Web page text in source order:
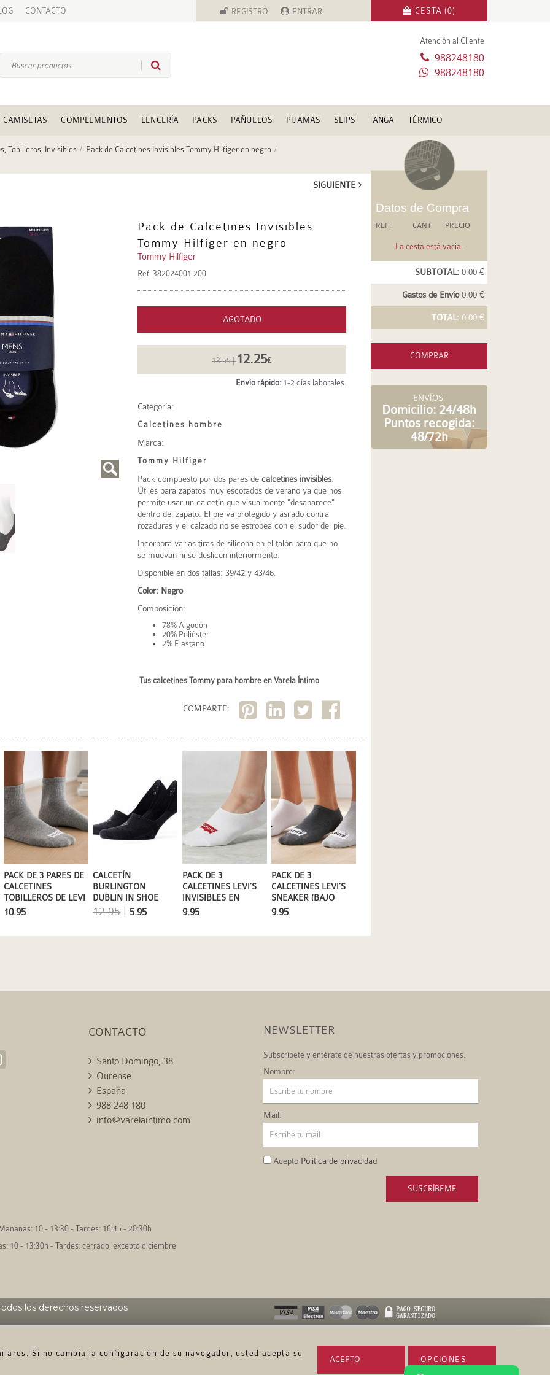
Si no cambia la configuración de su navegador, usted acepta su
ACEPTO OPCIONES
CONTACTO REGISTRO ENTRAR CESTA (0)
Atención al Cliente
988248180
988248180
CAMISETAS COMPLEMENTOS LENCERÍA PACKS PAÑUELOS PIJAMAS SLIPS TANGA TÉRMICO
Tobilleros, Invisibles Pack de Calcetines Invisibles Tommy Hilfiger en negro
SIGUIENTE
Pack de Calcetines Invisibles
Tommy Hilfiger en negro
Tommy Hilfiger
Ref. 382024001 200
AGOTADO
13.55 |12.25€
Envío rápido: 1-2 días laborales.
Categoría:
Calcetines hombre
Marca:
Tommy Hilfiger
Pack compuesto por dos pares de calcetines invisibles
Útiles para zapatos muy escotados de verano ya que nos
permite usar un calcetín que visualmente "desaparece"
dentro del zapato. El pie va protegido y asilado contra
rozaduras y el calzado no se estropea con el sudor del pie.
Incorpora varias tiras de silicona en el talón para que no
se muevan ni se deslicen interiormente.
Disponible en dos tallas: 39/42 y 43/46.
Color: Negro
Composición:
78% Algodón
20% Poliéster
2% Elastano
Tus calcetines Tommy para hombre en Varela Íntimo
COMPARTE:
PACK DE 3
CALCETINES LEVI´S
SNEAKER (BAJO
TOBILLO) EN GRIS Y
9.95
PACK DE 3
CALCETINES LEVI´S
INVISIBLES EN
BLANCO
9.95
CALCETÍN
BURLINGTON
DUBLIN IN SHOE
INVISBLE
12.95| 5.95
PACK DE 3 PARES DE
CALCETINES
TOBILLEROS DE LEVI
´S EN GRIS Y BLANCO
10.95
Datos de Compra
REF. CANT. PRECIO
La cesta está vacia.
SUBTOTAL: 0.00 €
Gastos de Envío0.00 €
TOTAL: 0.00 €
COMPRAR
ENVÍOS:
Domicilio: 24/48h
Puntos recogida:
48/72h
CONTACTO
Santo Domingo, 38
Ourense
España
988 248 180
info@varelaintimo.com
NEWSLETTER
Subscríbete y entérate de nuestras ofertas y promociones.
Nombre:
Mail:
Acepto Política de privacidad
SUSCRÍBEME
10 - 13:30 - Tardes: 16:45 - 20:30h
10 - 13:30h - Tardes: cerrado, excepto diciembre
los derechos reservados